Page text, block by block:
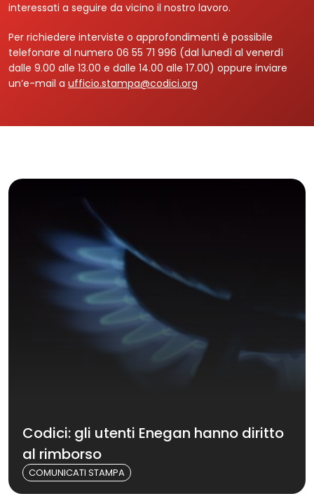
Login
interessati a seguire da vicino il nostro lavoro.
Per richiedere interviste o approfondimenti è possibile
telefonare al numero 06 55 71 996 (dal lunedì al venerdì
dalle 9.00 alle 13.00 e dalle 14.00 alle 17.00) oppure inviare
un’e-mail a ufficio.stampa@codici.org
Codici: gli utenti Enegan hanno diritto
al rimborso
COMUNICATI STAMPA